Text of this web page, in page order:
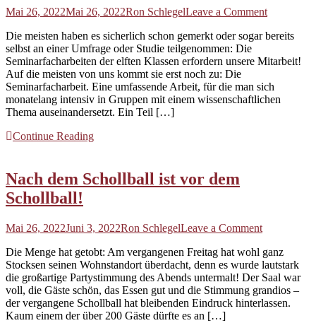
Mai 26, 2022Mai 26, 2022Ron SchlegelLeave a Commenton
Die meisten haben es sicherlich schon gemerkt oder sogar bereits
selbst an einer Umfrage oder Studie teilgenommen: Die
Seminarfacharbeiten der elften Klassen erfordern unsere Mitarbeit!
Auf die meisten von uns kommt sie erst noch zu: Die
Seminarfacharbeit. Eine umfassende Arbeit, für die man sich
monatelang intensiv in Gruppen mit einem wissenschaftlichen
Thema auseinandersetzt. Ein Teil […]
Continue Reading
Nach dem Schollball ist vor dem
Schollball!
Mai 26, 2022Juni 3, 2022Ron SchlegelLeave a Commenton
dem
Schollball
ist
vor
dem
Die Menge hat getobt: Am vergangenen Freitag hat wohl ganz
Stocksen seinen Wohnstandort überdacht, denn es wurde lautstark
die großartige Partystimmung des Abends untermalt! Der Saal war
voll, die Gäste schön, das Essen gut und die Stimmung grandios –
der vergangene Schollball hat bleibenden Eindruck hinterlassen.
Kaum einem der über 200 Gäste dürfte es an […]